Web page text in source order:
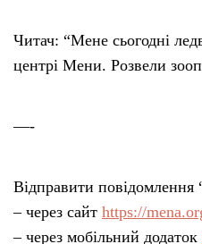
Читач: “Мене сьогодні
центрі Мени. Розвели
—-
Відправити
– через сайт https://
– через мобільний додаток